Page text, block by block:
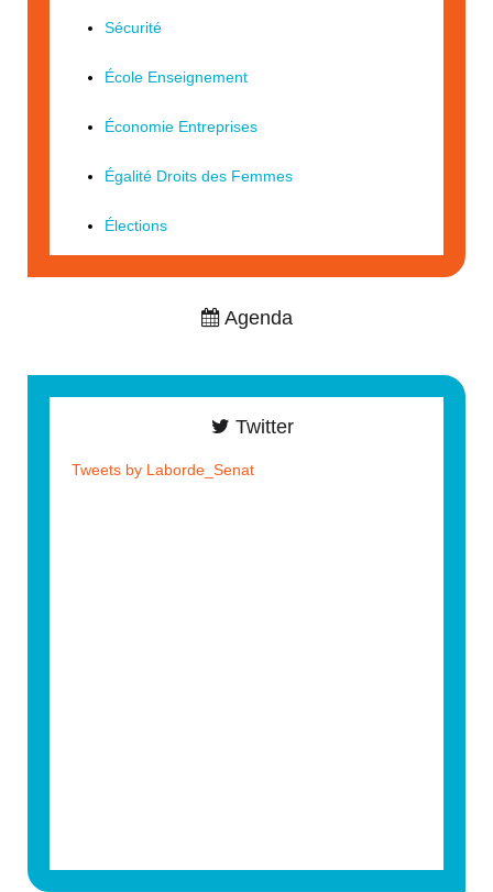
Sécurité
École Enseignement
Économie Entreprises
Égalité Droits des Femmes
Élections
Agenda
Twitter
Tweets by Laborde_Senat